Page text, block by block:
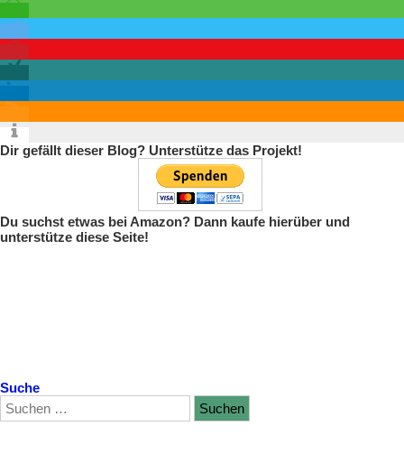
Dir gefällt dieser Blog? Unterstütze das Projekt!
Du suchst etwas bei Amazon? Dann kaufe hierüber und
unterstütze diese Seite!
Suche